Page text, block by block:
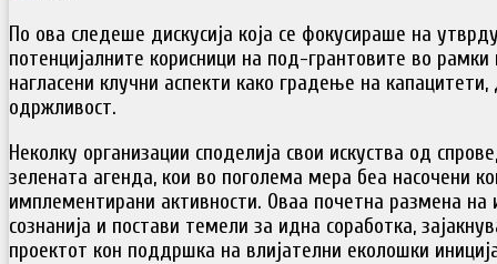
По ова следеше дискусија која се фокусираше на
потенцијалните корисници на под-грантовите во
нагласени клучни аспекти како градење на капацитети,
одржливост.
Неколку организации споделија свои искуства од
зелената агенда, кои во поголема мера беа насочени
имплементирани активности. Оваа почетна размена на
сознанија и постави темели за идна соработка,
проектот кон поддршка на влијателни еколошки